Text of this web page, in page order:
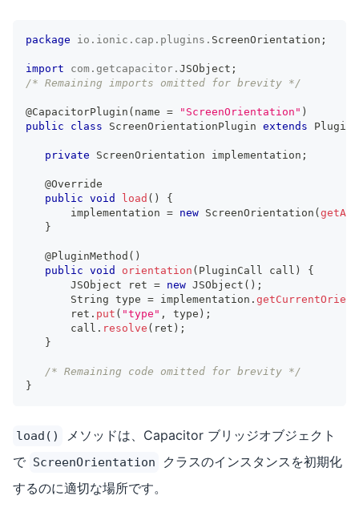
package io . ionic . cap . plugins . ScreenOrientation ;
import com . getcapacitor . JSObject ;
/* Remaining imports omitted for brevity */
@CapacitorPlugin ( name = "ScreenOrientation" )
public
class ScreenOrientationPlugin extends Plugin
private ScreenOrientation implementation ;
@Override
public void load ( )
{
       implementation
= new ScreenOrientation (
}
@PluginMethod ( )
public void orientation ( PluginCall call )
{
JSObject ret = new JSObject ( ) ;
String type = implementation .
       ret
. put ( "type" , type ) ;
       call
. resolve ( ret ) ;
}
/* Remaining code omitted for brevity */
}
load()
メソッドは、Capacitor ブリッジオブジェクト
で ScreenOrientation
クラスのインスタンスを初期化
するのに適切な場所です。